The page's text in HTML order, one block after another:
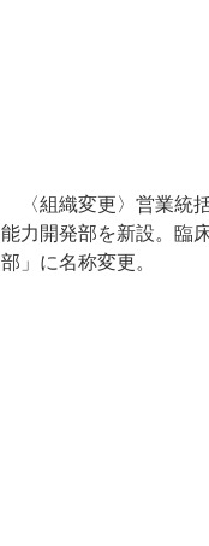
〈組織変更〉営業統
能力開発部を新設。臨
部」に名称変更。